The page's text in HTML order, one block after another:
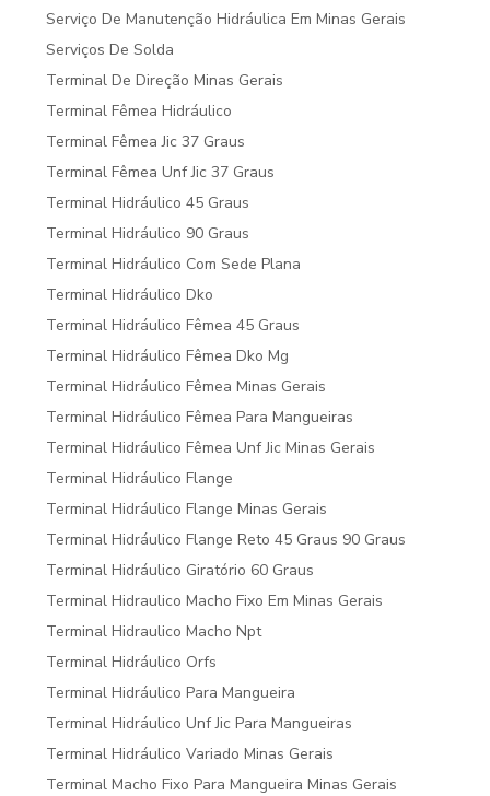
Serviço De Manutenção Hidráulica Em Minas Gerais
Serviços De Solda
Terminal De Direção Minas Gerais
Terminal Fêmea Hidráulico
Terminal Fêmea Jic 37 Graus
Terminal Fêmea Unf Jic 37 Graus
Terminal Hidráulico 45 Graus
Terminal Hidráulico 90 Graus
Terminal Hidráulico Com Sede Plana
Terminal Hidráulico Dko
Terminal Hidráulico Fêmea 45 Graus
Terminal Hidráulico Fêmea Dko Mg
Terminal Hidráulico Fêmea Minas Gerais
Terminal Hidráulico Fêmea Para Mangueiras
Terminal Hidráulico Fêmea Unf Jic Minas Gerais
Terminal Hidráulico Flange
Terminal Hidráulico Flange Minas Gerais
Terminal Hidráulico Flange Reto 45 Graus 90 Graus
Terminal Hidráulico Giratório 60 Graus
Terminal Hidraulico Macho Fixo Em Minas Gerais
Terminal Hidraulico Macho Npt
Terminal Hidráulico Orfs
Terminal Hidráulico Para Mangueira
Terminal Hidráulico Unf Jic Para Mangueiras
Terminal Hidráulico Variado Minas Gerais
Terminal Macho Fixo Para Mangueira Minas Gerais